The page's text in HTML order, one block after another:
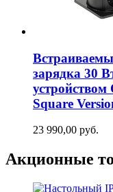
зарядка 30
Square
23 990,00 руб.
Акционные